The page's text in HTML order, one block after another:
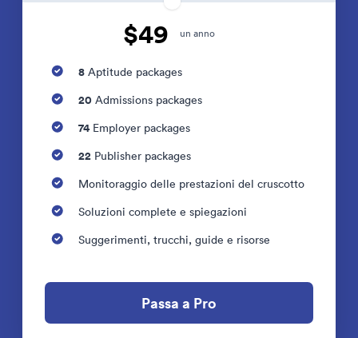
$49 un anno
8 Aptitude packages
20 Admissions packages
74Employer packages
22 Publisher packages
Monitoraggio delle prestazioni del cruscotto
Soluzioni complete e spiegazioni
Suggerimenti, trucchi, guide e risorse
Passa a Pro